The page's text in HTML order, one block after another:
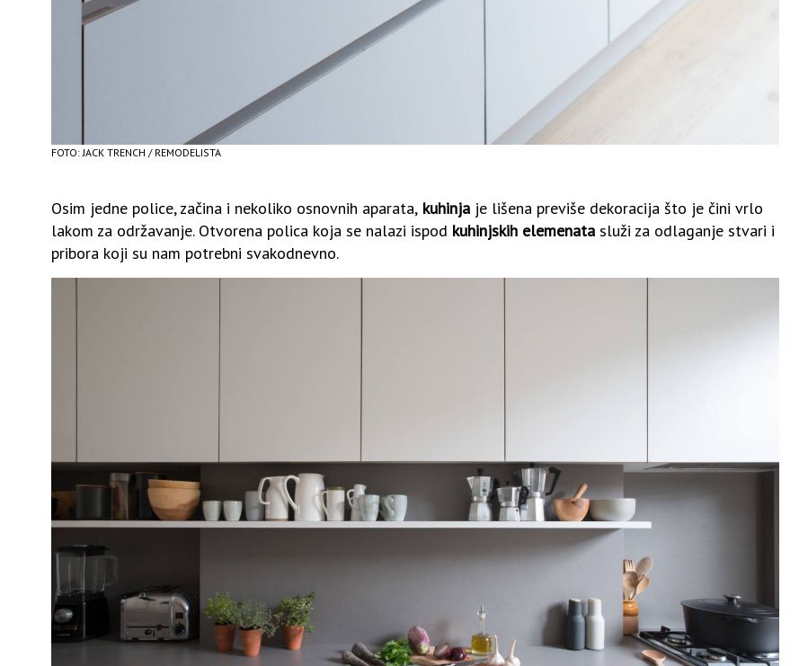
FOTO: JACK TRENCH / REMODELISTA
Osim jedne police, začina i nekoliko osnovnih aparata, kuhinja je lišena previše dekoracija što je čini vrlo
lakom za održavanje. Otvorena polica koja se nalazi ispod kuhinjskih elemenata služi za odlaganje stvari i
pribora koji su nam potrebni svakodnevno.